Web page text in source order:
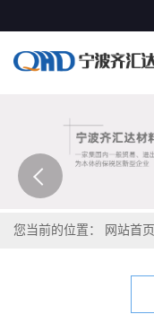
您当前的位置： 网站首页